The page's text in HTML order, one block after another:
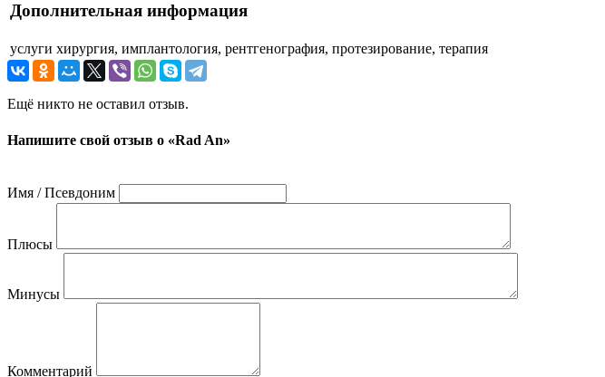
Дополнительная информация
услуги хирургия, имплантология, рентгенография, протезирование, терапия
Ещё никто не оставил отзыв.
Напишите свой отзыв о «Rad An»
Имя / Псевдоним
Плюсы
Минусы
Комментарий